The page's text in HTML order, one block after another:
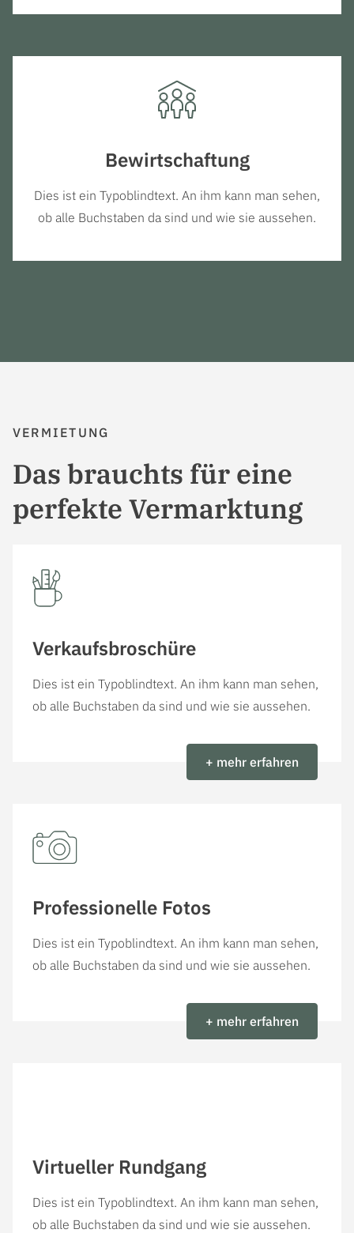
Bewirtschaftung
Dies ist ein Typoblindtext. An ihm kann man sehen,
ob alle Buchstaben da sind und wie sie aussehen.
VERMIETUNG
Das brauchts für eine
perfekte Vermarktung
Verkaufsbroschüre
Dies ist ein Typoblindtext. An ihm kann man sehen,
ob alle Buchstaben da sind und wie sie aussehen.
+ mehr erfahren
Professionelle Fotos
Dies ist ein Typoblindtext. An ihm kann man sehen,
ob alle Buchstaben da sind und wie sie aussehen.
+ mehr erfahren
Virtueller Rundgang
Dies ist ein Typoblindtext. An ihm kann man sehen,
ob alle Buchstaben da sind und wie sie aussehen.